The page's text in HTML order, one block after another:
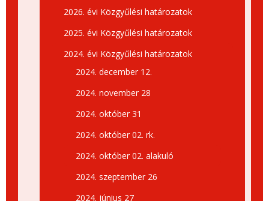
2026. évi Közgyűlési határozatok
2025. évi Közgyűlési határozatok
2024. évi Közgyűlési határozatok
2024. december 12.
2024. november 28
2024. október 31
2024. október 02. rk.
2024. október 02. alakuló
2024. szeptember 26
2024. június 27